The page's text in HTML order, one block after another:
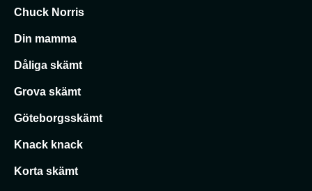
Chuck Norris
Din mamma
Dåliga skämt
Grova skämt
Göteborgsskämt
Knack knack
Korta skämt